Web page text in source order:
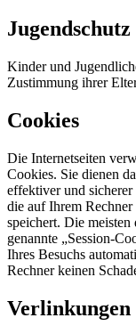
Jugendschutz
Kinder und
Zustimmung ihrer
Cookies
Die Internetseiten
Cookies. Sie dienen
effektiver und
die auf Ihrem
speichert. Die
genannte „Session-
Ihres Besuchs
Rechner keinen
Verlinkungen